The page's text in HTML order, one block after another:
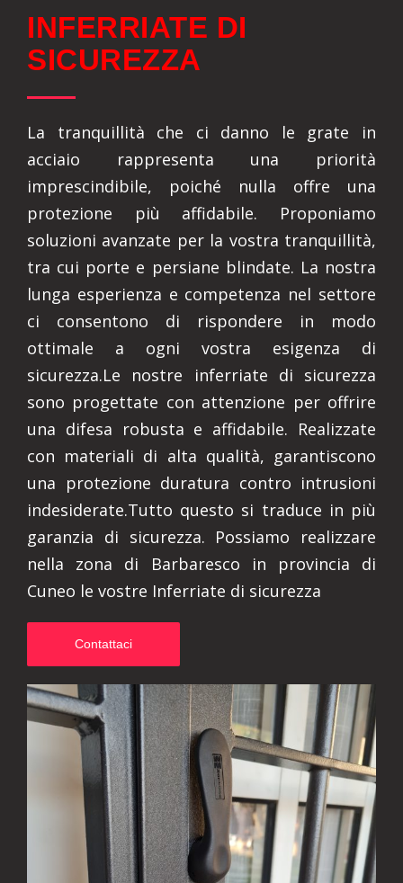
INFERRIATE DI
SICUREZZA
La tranquillità che ci danno le grate in
acciaio rappresenta una priorità
imprescindibile, poiché nulla offre una
protezione più affidabile. Proponiamo
soluzioni avanzate per la vostra tranquillità,
tra cui porte e persiane blindate. La nostra
lunga esperienza e competenza nel settore
ci consentono di rispondere in modo
ottimale a ogni vostra esigenza di
sicurezza.Le nostre inferriate di sicurezza
sono progettate con attenzione per offrire
una difesa robusta e affidabile. Realizzate
con materiali di alta qualità, garantiscono
una protezione duratura contro intrusioni
indesiderate.Tutto questo si traduce in più
garanzia di sicurezza. Possiamo realizzare
nella zona di Barbaresco in provincia di
Cuneo le vostre Inferriate di sicurezza
Contattaci